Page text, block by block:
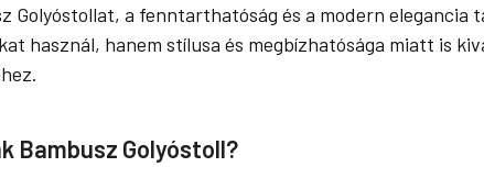
Golyóstollat, a fenntarthatóság és a modern
használ, hanem stílusa és megbízhatósága miatt is
Bambusz Golyóstoll?